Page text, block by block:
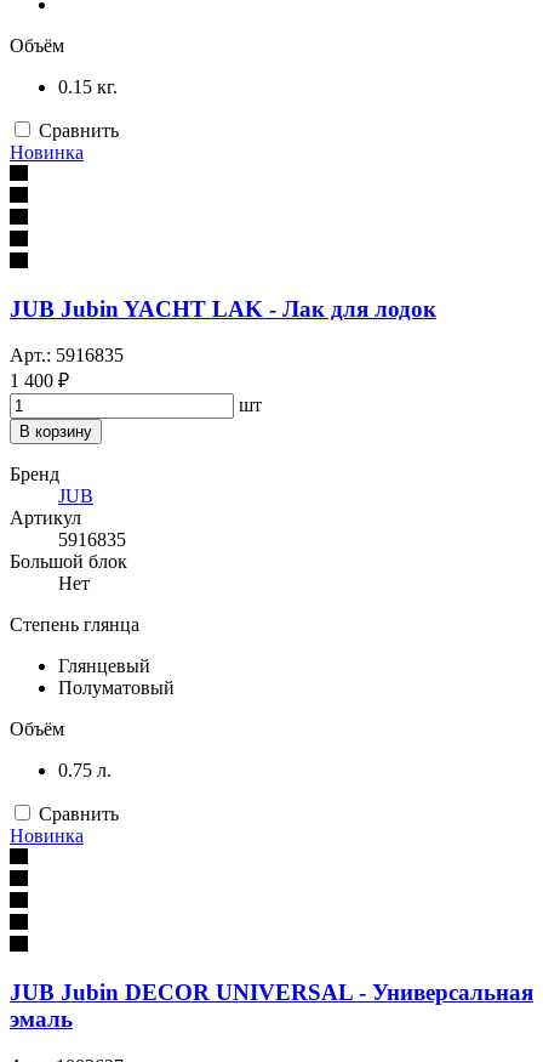
Объём
0.15 кг.
Сравнить
Новинка
JUB Jubin YACHT LAK - Лак для лодок
Арт.: 5916835
1 400 ₽
шт
В корзину
Бренд
JUB
Артикул
5916835
Большой блок
Нет
Степень глянца
Глянцевый
Полуматовый
Объём
0.75 л.
Сравнить
Новинка
JUB Jubin DECOR UNIVERSAL - Универсальная
эмаль